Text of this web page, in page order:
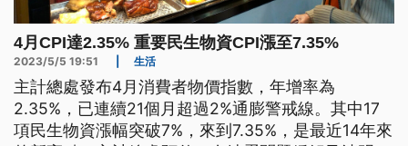
4月CPI達2.35% 重要民生物資CPI漲至7.35%
2023/5/5 19:51 生活
主計總處發布4月消費者物價指數，年增率為
2.35%，已連續21個月超過2%通膨警戒線。其中17
項民生物資漲幅突破7%，來到7.35%，是最近14年來